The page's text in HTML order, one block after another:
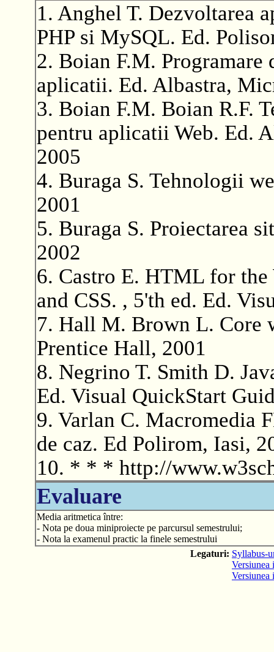
1. Anghel T. Dezvoltarea
PHP si MySQL. Ed.
2. Boian F.M.
aplicatii. Ed. Albastra,
3. Boian F.M. Boian R.F.
pentru aplicatii Web. Ed.
2005
4. Buraga S. Tehnologii
2001
5. Buraga S. Proiectarea
2002
6. Castro E. HTML for
and CSS. , 5'th ed. Ed.
7. Hall M. Brown L. Core
Prentice Hall, 2001
8. Negrino T. Smith D.
Ed. Visual QuickStart
9. Varlan C. Macromedia
de caz. Ed Polirom, Iasi,
10. * * * http://
Evaluare
Media aritmetica între:
- Nota pe doua miniproiecte pe parcursul semestrului;
- Nota la examenul practic la finele semestrului
Legaturi: Syllabus-
Versiunea